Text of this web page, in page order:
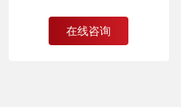
在线咨询